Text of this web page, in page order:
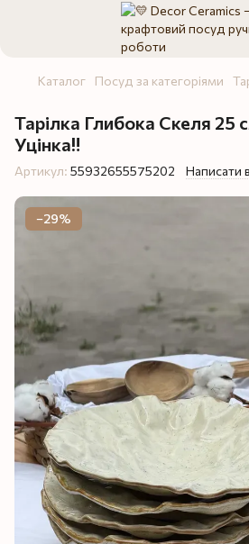
Каталог Посуд за категоріями
Тарілка Глибока Скеля 25
Уцінка‼️
Артикул: 55932655575202 Написати
−29%